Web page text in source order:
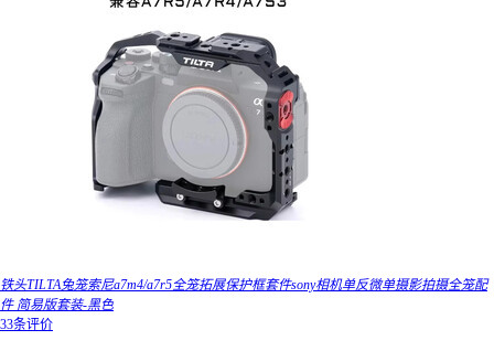
铁头TILTA兔笼索尼a7m4/a7r5全笼拓展保护框套件sony相机单反微单摄影拍摄全笼配
件 简易版套装-黑色
33条评价